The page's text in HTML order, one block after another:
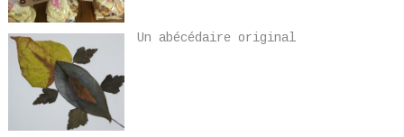
Un abécédaire original